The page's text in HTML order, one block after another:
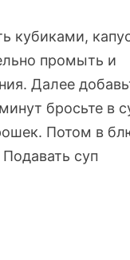
кубиками,
промыть и
Далее
бросьте в
Потом в
суп